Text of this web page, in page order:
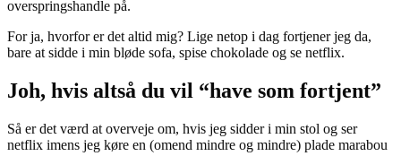
overspringshandle på.
For ja, hvorfor er det altid mig? Lige netop i dag fortjener jeg da,
bare at sidde i min bløde sofa, spise chokolade og se netflix.
Joh, hvis altså du vil “have som fortjent”
Så er det værd at overveje om, hvis jeg sidder i min stol og ser
netflix imens jeg køre en (omend mindre og mindre) plade marabou